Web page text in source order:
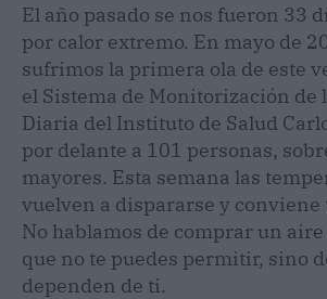
El año pasado se nos fueron 33
por calor extremo. En mayo de
sufrimos la primera ola de este
el Sistema de Monitorización de
Diaria del Instituto de Salud
por delante a 101 personas,
mayores. Esta semana las
vuelven a dispararse y conviene
No hablamos de comprar un
que no te puedes permitir, sino
dependen de ti.